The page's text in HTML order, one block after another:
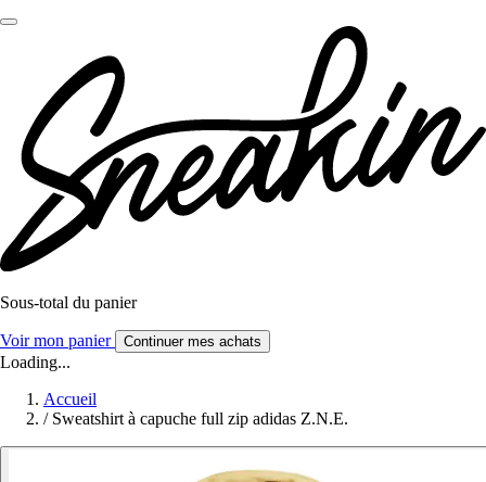
Sous-total du panier
Voir mon panier Continuer mes achats
Loading...
Accueil
/ Sweatshirt à capuche full zip adidas Z.N.E.